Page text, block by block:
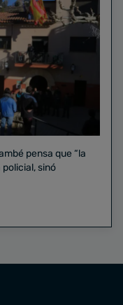
pensa que “la
sinó